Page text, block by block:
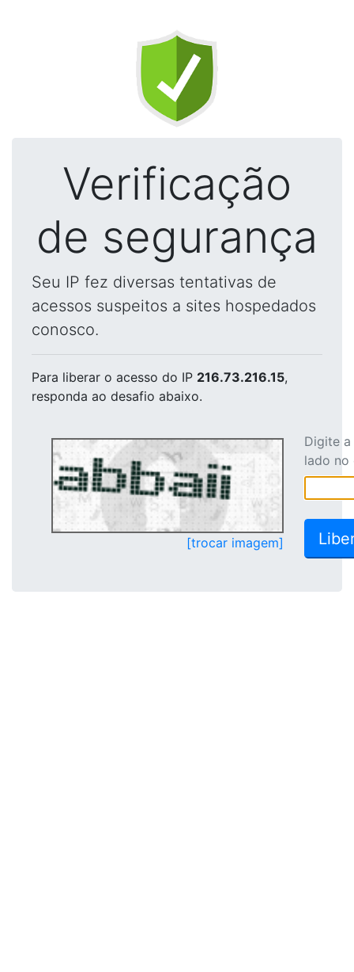
Verificação
de segurança
Seu IP fez diversas tentativas de
acessos suspeitos a sites hospedados
conosco.
Para liberar o acesso do IP 216.73.216.15,
responda ao desafio abaixo.
[trocar imagem]
Digite
lado no